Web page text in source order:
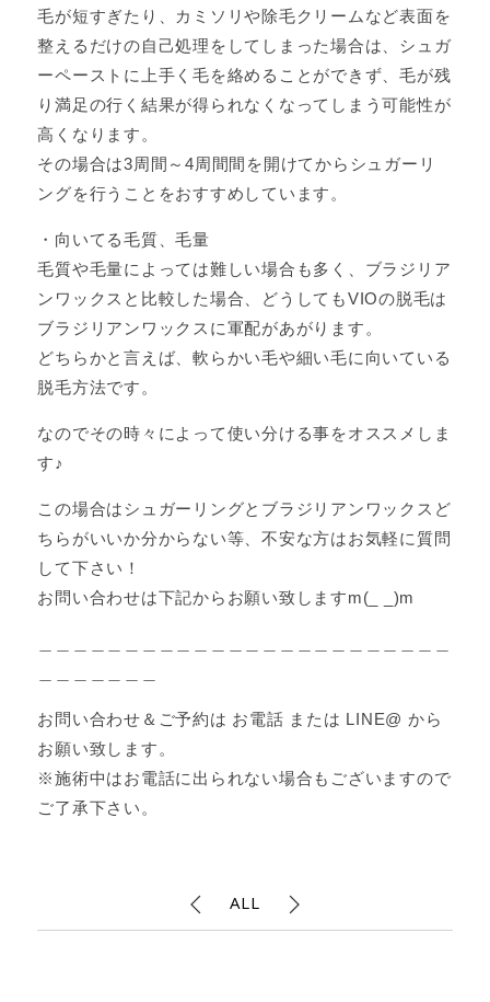
毛が短すぎたり、カミソリや除毛クリームなど表面を
整えるだけの自己処理をしてしまった場合は、シュガ
ーペーストに上手く毛を絡めることができず、毛が残
り満足の行く結果が得られなくなってしまう可能性が
高くなります。
その場合は3周間～4周間間を開けてからシュガーリ
ングを行うことをおすすめしています。
・向いてる毛質、毛量
毛質や毛量によっては難しい場合も多く、ブラジリア
ンワックスと比較した場合、どうしてもVIOの脱毛は
ブラジリアンワックスに軍配があがります。
どちらかと言えば、軟らかい毛や細い毛に向いている
脱毛方法です。
なのでその時々によって使い分ける事をオススメしま
す♪
この場合はシュガーリングとブラジリアンワックスど
ちらがいいか分からない等、不安な方はお気軽に質問
して下さい！
お問い合わせは下記からお願い致しますm(_ _)m
お問い合わせ＆ご予約は お電話 または LINE@ から
お願い致します。
※施術中はお電話に出られない場合もございますので
ご了承下さい。
ALL